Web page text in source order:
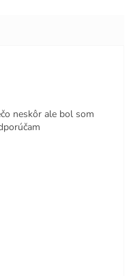
z 5 hviezdičiek.
neskôr ale bol som
z 5 hviezdičiek.
z 5 hviezdičiek.